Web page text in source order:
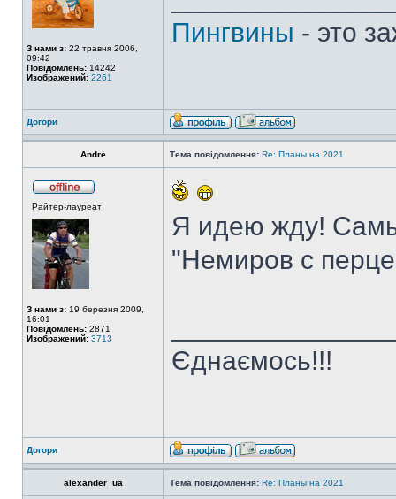
З нами з: 22 травня 2006,
09:42
Повідомлень: 14242
Изображений: 2261
Пингвины - это
Догори
Andre Тема повідомлення: Re: Планы на 2021
Райтер-лауреат
З нами з: 19 березня 2009,
16:01
Повідомлень: 2871
Изображений: 3713
Я идею жду!
"Немиров с
Єднаємось!!!
Догори
alexander_ua Тема повідомлення: Re: Планы на 2021